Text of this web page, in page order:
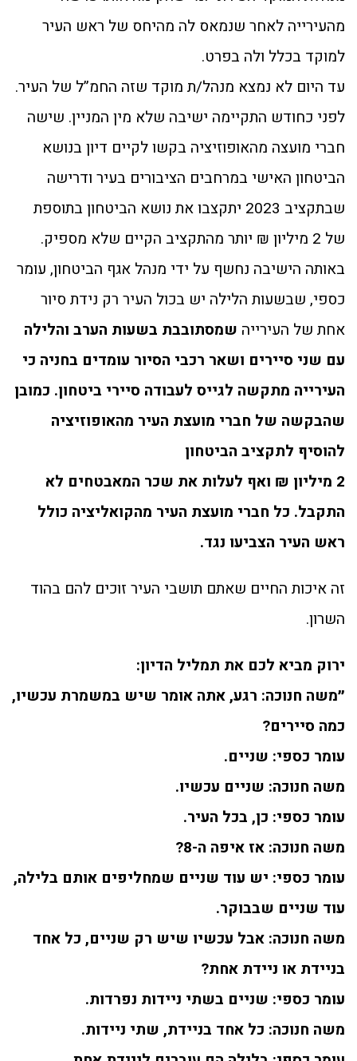
מהעירייה לאחר שנמאס לה מהיחס של ראש העיר
למוקד בכלל ולה בפרט.
עד היום לא נמצא מנהל/ת מוקד שזה החמ”ל של העיר.
לפני כחודש התקיימה ישיבה שלא מין המניין. שישה
חברי מועצה מהאופוזיציה בקשו לקיים דיון בנושא
הביטחון האישי במרחבים הציבורים בעיר ודרישה
שבתקציב 2023 יתקצבו את נושא הביטחון בתוספת
של 2 מיליון ₪ יותר מהתקציב הקיים שלא מספיק.
באותה הישיבה נחשף על ידי מנהל אגף הביטחון, עומר
כספי, שבשעות הלילה יש בכול העיר רק נידת סיור
אחת של העירייה שמסתובבת בשעות הערב והלילה
עם שני סיירים ושאר רכבי הסיור עומדים בחניה כי
העירייה מתקשה לגייס לעבודה סיירי ביטחון. כמובן
שהבקשה של חברי מועצת העיר מהאופוזיציה
להוסיף לתקציב הביטחון
2 מיליון ₪ ואף לעלות את שכר המאבטחים לא
התקבל. כל חברי מועצת העיר מהקואליציה כולל
ראש העיר הצביעו נגד.
זה איכות החיים שאתם תושבי העיר זוכים להם בהוד
השרון.
ירוק מביא לכם את תמליל הדיון:
״משה חנוכה: רגע, אתה אומר שיש במשמרת עכשיו,
כמה סיירים?
עומר כספי: שניים.
משה חנוכה: שניים עכשיו.
עומר כספי: כן, בכל העיר.
משה חנוכה: אז איפה ה-8?
עומר כספי: יש עוד שניים שמחליפים אותם בלילה,
עוד שניים שבבוקר.
משה חנוכה: אבל עכשיו שיש רק שניים, כל אחד
בניידת או ניידת אחת?
עומר כספי: שניים בשתי ניידות נפרדות.
משה חנוכה: כל אחד בניידת, שתי ניידות.